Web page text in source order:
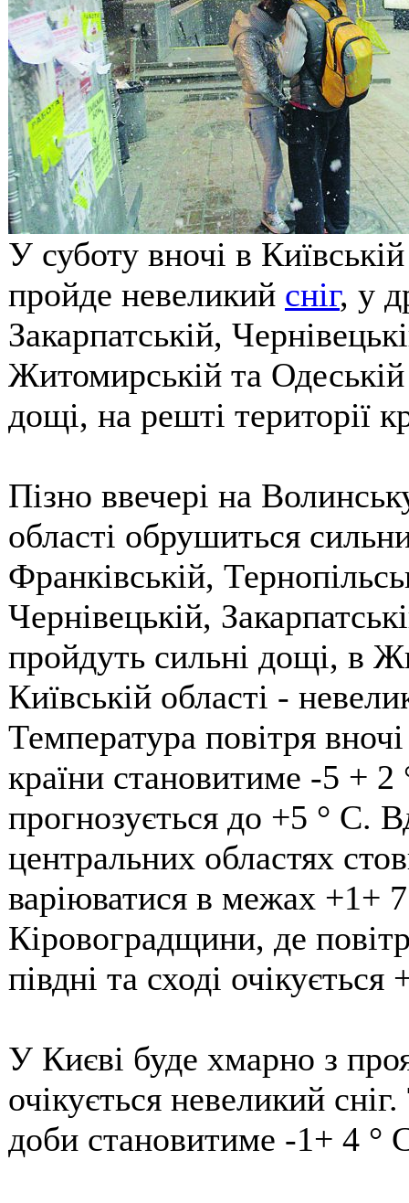
У суботу вночі в
пройде невеликий сніг, у
Закарпатській,
Житомирській та
дощі, на решті території
Пізно ввечері на
області обрушиться
Франківській,
Чернівецькій,
пройдуть сильні дощі, в
Київській області -
Температура повітря
країни становитиме -5 +
прогнозується до +5 ° С.
центральних областях
варіюватися в межах +1+
Кіровоградщини, де
півдні та сході
У Києві буде хмарно з
очікується невеликий
доби становитиме -1+ 4 °